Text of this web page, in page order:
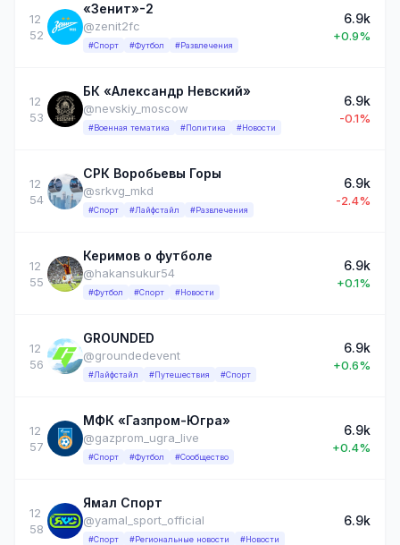
12
52
«Зенит»-2
@zenit2fc
#Спорт #Футбол #Развлечения
6.9k
+0.9%
12
53
БК «Александр Невский»
@nevskiy_moscow
#Военная тематика #Политика #Новости
6.9k
-0.1%
12
54
СРК Воробьевы Горы
@srkvg_mkd
#Спорт #Лайфстайл #Развлечения
6.9k
-2.4%
12
55
Керимов о футболе
@hakansukur54
#Футбол #Спорт #Новости
6.9k
+0.1%
12
56
GROUNDED
@groundedevent
#Лайфстайл #Путешествия #Спорт
6.9k
+0.6%
12
57
МФК «Газпром-Югра»
@gazprom_ugra_live
#Спорт #Футбол #Сообщество
6.9k
+0.4%
12
58
Ямал Спорт
@yamal_sport_official
#Спорт #Региональные новости #Новости
6.9k